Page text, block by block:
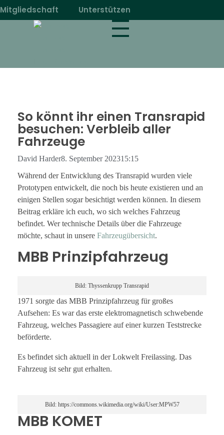
Mitgliedschaft Unterstützen
So könnt ihr einen Transrapid
besuchen: Verbleib aller
Fahrzeuge
David Harder8. September 202315:15
Während der Entwicklung des Transrapid wurden viele
Prototypen entwickelt, die noch bis heute existieren und an
einigen Stellen sogar besichtigt werden können. In diesem
Beitrag erkläre ich euch, wo sich welches Fahrzeug
befindet. Wer technische Details über die Fahrzeuge
möchte, schaut in unsere Fahrzeugübersicht.
MBB Prinzipfahrzeug
Bild: Thyssenkrupp Transrapid
1971 sorgte das MBB Prinzipfahrzeug für großes
Aufsehen: Es war das erste elektromagnetisch schwebende
Fahrzeug, welches Passagiere auf einer kurzen Teststrecke
beförderte.
Es befindet sich aktuell in der Lokwelt Freilassing. Das
Fahrzeug ist sehr gut erhalten.
Bild: https://commons.wikimedia.org/wiki/User:MPW57
MBB KOMET